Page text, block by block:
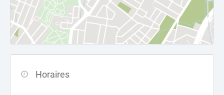
Horaires